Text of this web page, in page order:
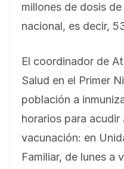
millones de dosis
nacional, es decir,
El coordinador de
Salud en el Primer
población a
horarios para acudir
vacunación: en
Familiar, de lunes a